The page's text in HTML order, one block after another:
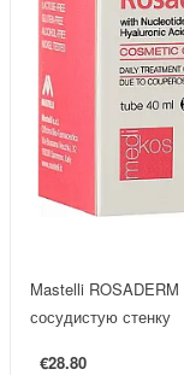
Mastelli
сосудистую стенку
€28.80